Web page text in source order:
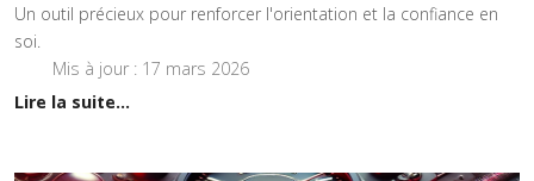
Un outil précieux pour renforcer l'orientation et la confiance en
soi.
Mis à jour : 17 mars 2026
Lire la suite...